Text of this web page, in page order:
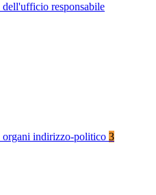
dell'ufficio responsabile
organi indirizzo-politico 3